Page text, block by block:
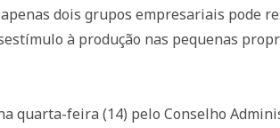
dois grupos empresariais pode
à produção nas pequenas
quarta-feira (14) pelo Conselho